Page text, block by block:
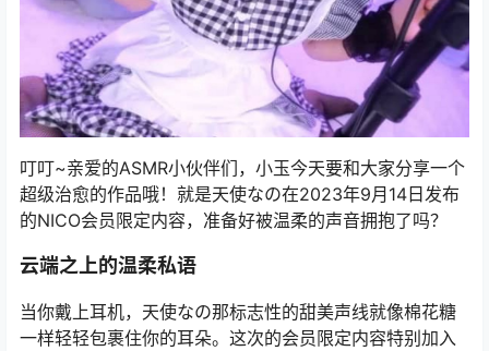
叮叮~亲爱的ASMR小伙伴们，小玉今天要和大家分享一个
超级治愈的作品哦！就是天使なの在2023年9月14日发布
的NICO会员限定内容，准备好被温柔的声音拥抱了吗？
云端之上的温柔私语
当你戴上耳机，天使なの那标志性的甜美声线就像棉花糖
一样轻轻包裹住你的耳朵。这次的会员限定内容特别加入